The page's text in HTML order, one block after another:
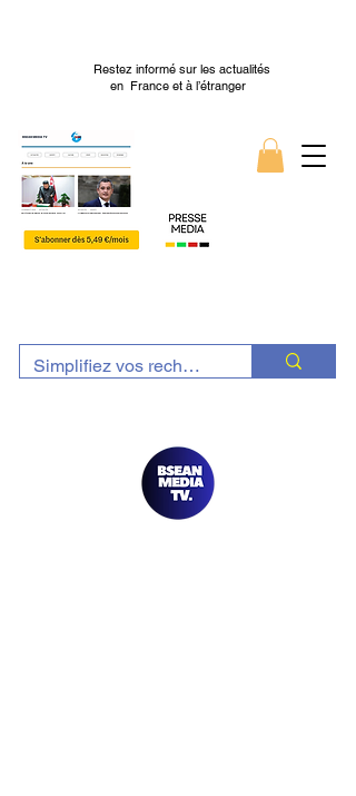
Restez informé sur les actualités
en France et à l’étranger